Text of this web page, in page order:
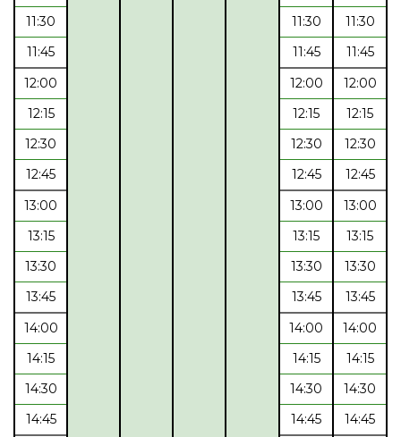
11:30
11:30
11:30
11:45
11:45
11:45
12:00
12:00
12:00
12:15
12:15
12:15
12:30
12:30
12:30
12:45
12:45
12:45
13:00
13:00
13:00
13:15
13:15
13:15
13:30
13:30
13:30
13:45
13:45
13:45
14:00
14:00
14:00
14:15
14:15
14:15
14:30
14:30
14:30
14:45
14:45
14:45